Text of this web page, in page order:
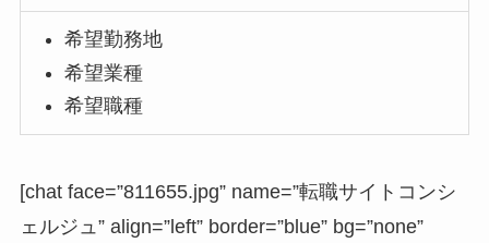
希望勤務地
希望業種
希望職種
[chat face=”811655.jpg” name=”転職サイトコンシ
ェルジュ” align=”left” border=”blue” bg=”none”